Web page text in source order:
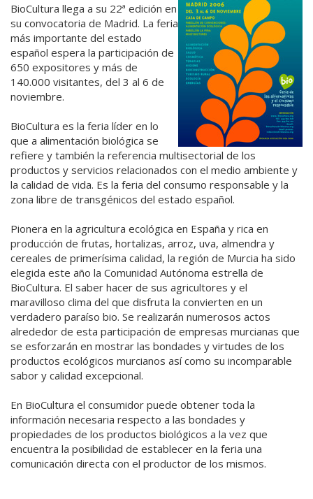
BioCultura llega a su 22ª edición en
su convocatoria de Madrid. La feria
más importante del estado
español espera la participación de
650 expositores y más de
140.000 visitantes, del 3 al 6 de
noviembre.
BioCultura es la feria líder en lo
que a alimentación biológica se
refiere y también la referencia multisectorial de los
productos y servicios relacionados con el medio ambiente y
la calidad de vida. Es la feria del consumo responsable y la
zona libre de transgénicos del estado español.
Pionera en la agricultura ecológica en España y rica en
producción de frutas, hortalizas, arroz, uva, almendra y
cereales de primerísima calidad, la región de Murcia ha sido
elegida este año la Comunidad Autónoma estrella de
BioCultura. El saber hacer de sus agricultores y el
maravilloso clima del que disfruta la convierten en un
verdadero paraíso bio. Se realizarán numerosos actos
alrededor de esta participación de empresas murcianas que
se esforzarán en mostrar las bondades y virtudes de los
productos ecológicos murcianos así como su incomparable
sabor y calidad excepcional.
En BioCultura el consumidor puede obtener toda la
información necesaria respecto a las bondades y
propiedades de los productos biológicos a la vez que
encuentra la posibilidad de establecer en la feria una
comunicación directa con el productor de los mismos.